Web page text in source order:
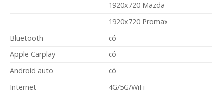
1920x720 Mazda
1920x720 Promax
Bluetooth
có
Apple Carplay
có
Android auto
có
Internet
4G/5G/WiFi